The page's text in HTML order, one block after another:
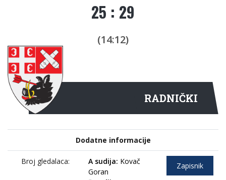
25 : 29
(14:12)
RADNIČKI
Dodatne informacije
Broj gledalaca: A sudija: Kovač
Goran
Zapisnik